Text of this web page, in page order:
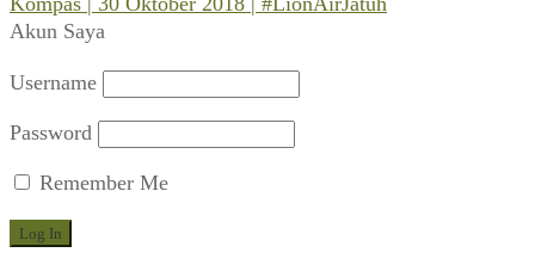
pos
post:
Akun Saya
Username
Password
Remember Me